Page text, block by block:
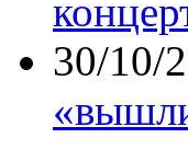
30/10/